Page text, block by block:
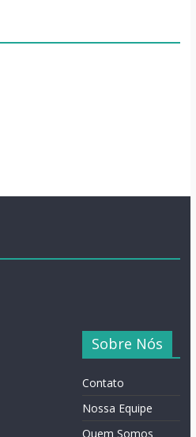
Família Inusitada
Sobre Nós
Contato
Nossa Equipe
Quem Somos